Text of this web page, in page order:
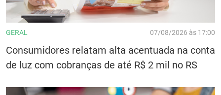
GERAL 07/08/2026 às 17:00
Consumidores relatam alta acentuada na conta
de luz com cobranças de até R$ 2 mil no RS